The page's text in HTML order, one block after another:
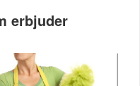
erbjuder